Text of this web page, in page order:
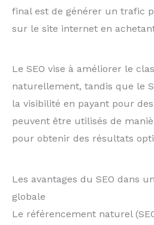
final est de générer un trafic
sur le site internet en
Le SEO vise à améliorer le
naturellement, tandis que le
la visibilité en payant pour
peuvent être utilisés de
pour obtenir des résultats
Les avantages du SEO dans
globale
Le référencement naturel